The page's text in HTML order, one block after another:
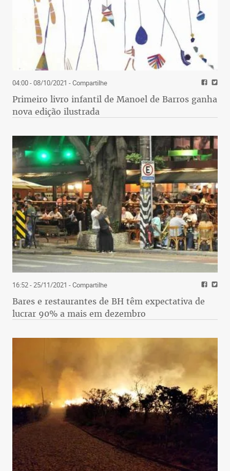
04:00 - 08/10/2021 - Compartilhe
Primeiro livro infantil de Manoel de Barros ganha
nova edição ilustrada
16:52 - 25/11/2021 - Compartilhe
Bares e restaurantes de BH têm expectativa de
lucrar 90% a mais em dezembro